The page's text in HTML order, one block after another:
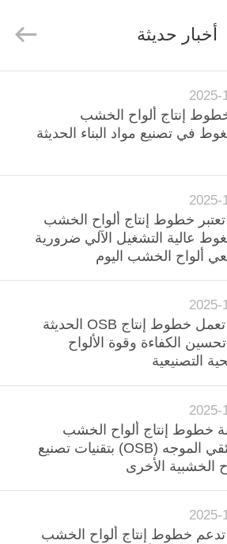
أخبار حديثة
2025-
إنتاج ألواح الخشب
في تصنيع مواد البناء الحديثة
2025-
تعتبر خطوط إنتاج ألواح الخشب
عالية التشغيل الآلي ضرورية
ألواح الخشب اليوم
2025-
كيف تعمل خطوط إنتاج OSB الحديثة
الكفاءة وقوة الألواح
التصنيعية
2025-
خطوط إنتاج ألواح الخشب
الرقائقي الموجه (OSB) بتقنيات تصنيع
الخشبية الأخرى
2025-
خطوط إنتاج ألواح الخشب